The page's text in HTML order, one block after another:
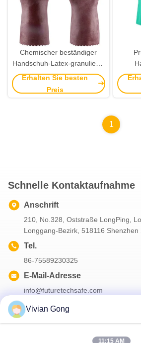
Chemischer beständiger
Handschuh-Latex-granulierte
Spitzenlederhandschuhe XL
Erhalten Sie besten
Preis
1
Schnelle Kontaktaufnahme
Anschrift
210, No.328, Oststraße LongPing,
Longgang-Bezirk, 518116 Shenzhen
Tel.
86-75589230325
E-Mail-Adresse
info@futuretechsafe.com
Vivian Gong
11:15 AM